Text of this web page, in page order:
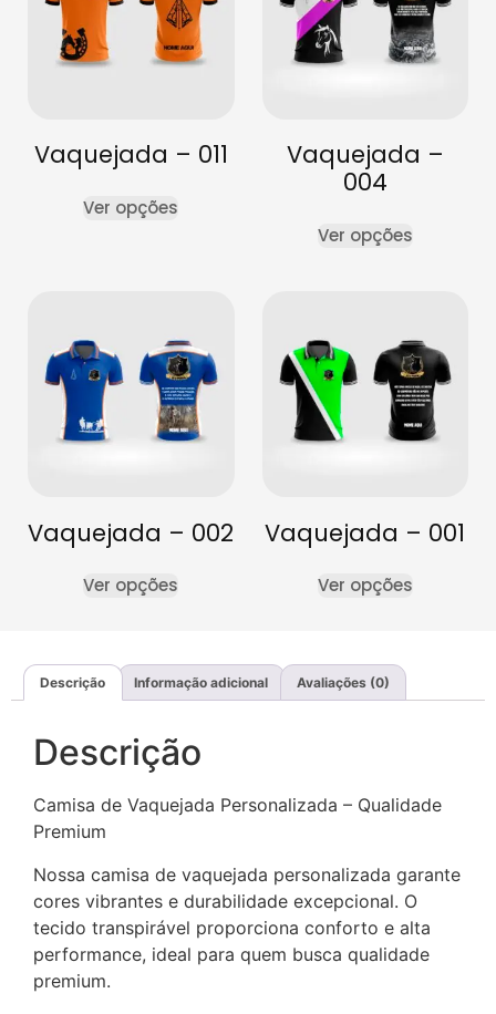
Vaquejada – 011
Ver opções
Vaquejada –
004
Ver opções
Vaquejada – 002
Ver opções
Vaquejada – 001
Ver opções
Descrição Informação adicional Avaliações (0)
Descrição
Camisa de Vaquejada Personalizada – Qualidade
Premium
Nossa camisa de vaquejada personalizada garante
cores vibrantes e durabilidade excepcional. O
tecido transpirável proporciona conforto e alta
performance, ideal para quem busca qualidade
premium.